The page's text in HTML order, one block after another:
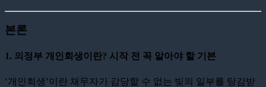
본론
1. 의정부 개인회생이란? 시작 전 꼭 알아야 할 기본
‘개인회생’이란 채무자가 감당할 수 없는 빚의 일부를 탕감받